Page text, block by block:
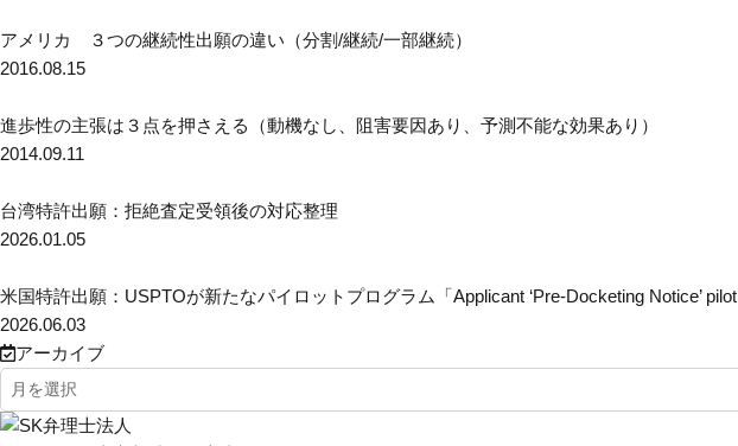
アメリカ ３つの継続性出願の違い（分割/継続/一部継続）
2016.08.15
進歩性の主張は３点を押さえる（動機なし、阻害要因あり、予測不能な効果あり）
2014.09.11
台湾特許出願：拒絶査定受領後の対応整理
2026.01.05
米国特許出願：USPTOが新たなパイロットプログラム「Applicant ‘Pre-Docketing Notice’
2026.06.03
アーカイブ